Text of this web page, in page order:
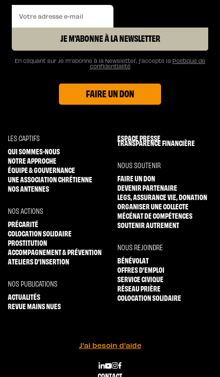
JE M'ABONNE À LA NEWSLETTER
En cliquant sur Je m’abonne à la Newsletter, j’accepte la Politique de
confidentialité
FAIRE UN DON
J'ai besoin d'aide
LES CAPTIFS
QUI SOMMES-NOUS
NOTRE APPROCHE
ÉQUIPE & GOUVERNANCE
UNE ASSOCIATION CHRÉTIENNE
NOS ANTENNES
NOS ACTIONS
PRÉCARITÉ
COLOCATION SOLIDAIRE
PROSTITUTION
ACCOMPAGNEMENT & PRÉVENTION
ATELIERS D’INSERTION
NOS PUBLICATIONS
ACTUALITÉS
REVUE MAINS NUES
ESPACE PRESSE
TRANSPARENCE FINANCIÈRE
NOUS SOUTENIR
FAIRE UN DON
DEVENIR PARTENAIRE
LEGS, ASSURANCE VIE, DONATION
ORGANISER UNE COLLECTE
MÉCÉNAT DE COMPÉTENCES
SOUTENIR AUTREMENT
NOUS REJOINDRE
BÉNÉVOLAT
OFFRES D’EMPLOI
SERVICE CIVIQUE
RÉSEAU PRIÈRE
COLOCATION SOLIDAIRE